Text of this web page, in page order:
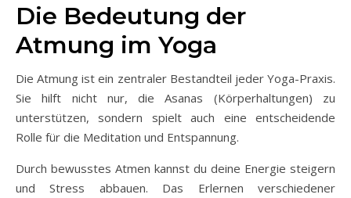
Die Bedeutung der
Atmung im Yoga
Die Atmung ist ein zentraler Bestandteil jeder Yoga-Praxis.
Sie hilft nicht nur, die Asanas (Körperhaltungen) zu
unterstützen, sondern spielt auch eine entscheidende
Rolle für die Meditation und Entspannung.
Durch bewusstes Atmen kannst du deine Energie steigern
und Stress abbauen. Das Erlernen verschiedener